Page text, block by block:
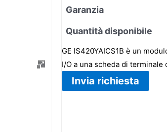
Garanzia
Quantità disponibile
GE IS420YAICS1B è un
I/O a una scheda di
Invia richiesta